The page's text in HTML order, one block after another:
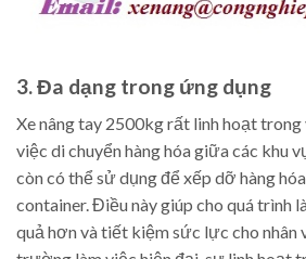
3. Đa dạng trong ứng dụng
Xe nâng tay 2500kg rất linh hoạt
việc di chuyển hàng hóa giữa các khu
còn có thể sử dụng để xếp dỡ hàng
container. Điều này giúp cho quá trình
quả hơn và tiết kiệm sức lực cho nhân